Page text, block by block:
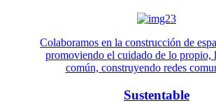
Colaboramos en la construcción de
promoviendo el cuidado de lo propio,
común, construyendo redes
Sustentable